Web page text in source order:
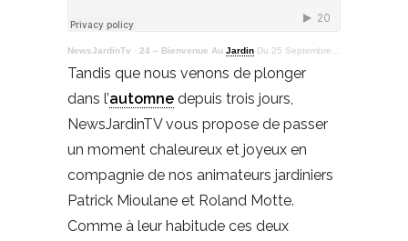
NewsJardinTv · 24 – Bienvenue Au Jardin Du 25 Septembre 2021
Tandis que nous venons de plonger
dans l’automne depuis trois jours,
NewsJardinTV vous propose de passer
un moment chaleureux et joyeux en
compagnie de nos animateurs jardiniers
Patrick Mioulane et Roland Motte.
Comme à leur habitude ces deux